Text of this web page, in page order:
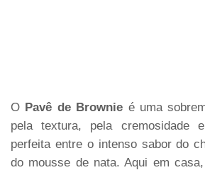
O Pavê de Brownie é uma
pela textura, pela cremosidade
perfeita entre o intenso sabor do
do mousse de nata. Aqui em